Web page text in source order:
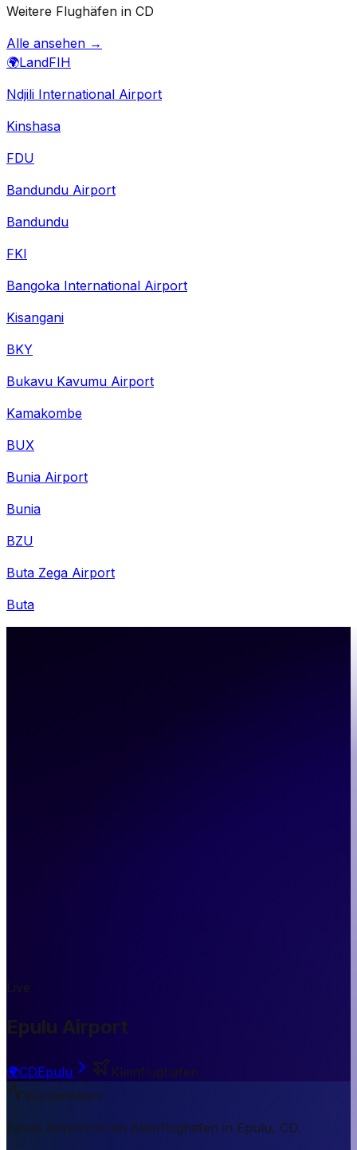
Weitere Flughäfen in CD
Alle ansehen →
🌍LandFIH
Ndjili International Airport
Kinshasa
FDU
Bandundu Airport
Bandundu
FKI
Bangoka International Airport
Kisangani
BKY
Bukavu Kavumu Airport
Kamakombe
BUX
Bunia Airport
Bunia
BZU
Buta Zega Airport
Buta
Live
Epulu Airport
🌍CDEpulu
Kleinflughafen
Kurzantwort
Epulu Airport ist ein Kleinflughafen in Epulu, CD.